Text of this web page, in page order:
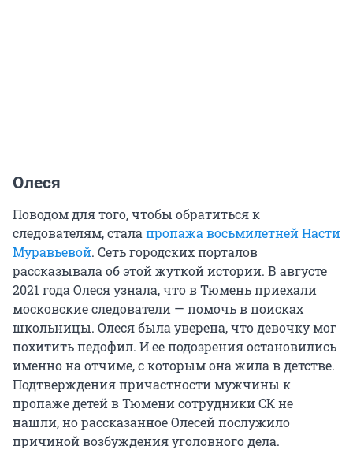
Олеся
Поводом для того, чтобы обратиться к
следователям, сталапропажа восьмилетней Насти
Муравьевой. Сеть городских порталов
рассказывала об этой жуткой истории. В августе
2021 года Олеся узнала, что в Тюмень приехали
московские следователи — помочь в поисках
школьницы. Олеся была уверена, что девочку мог
похитить педофил. И ее подозрения остановились
именно на отчиме, с которым она жила в детстве.
Подтверждения причастности мужчины к
пропаже детей в Тюмени сотрудники СК не
нашли, но рассказанное Олесей послужило
причиной возбуждения уголовного дела.